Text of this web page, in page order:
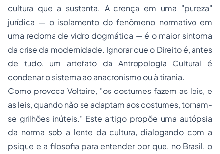
cultura que a sustenta. A crença em uma "pureza"
jurídica — o isolamento do fenômeno normativo em
uma redoma de vidro dogmática — é o maior sintoma
da crise da modernidade. Ignorar que o Direito é, antes
de tudo, um artefato da Antropologia Cultural é
condenar o sistema ao anacronismo ou à tirania.
​Como provoca Voltaire, "os costumes fazem as leis, e
as leis, quando não se adaptam aos costumes, tornam-
se grilhões inúteis." Este artigo propõe uma autópsia
da norma sob a lente da cultura, dialogando com a
psique e a filosofia para entender por que, no Brasil, o